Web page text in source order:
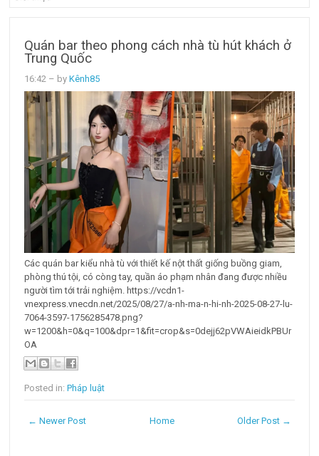
Quán bar theo phong cách nhà tù hút khách ở
Trung Quốc
16:42 – byKênh85
Các quán bar kiểu nhà tù với thiết kế nột thất giống buồng giam,
phòng thú tội, có còng tay, quần áo phạm nhân đang được nhiều
người tìm tới trải nghiệm. https://vcdn1-
vnexpress.vnecdn.net/2025/08/27/a-nh-ma-n-hi-nh-2025-08-27-lu-
7064-3597-1756285478.png?
w=1200&h=0&q=100&dpr=1&fit=crop&s=0dejj62pVWAieidkPBUr
OA
Posted in:Pháp luật
← Newer Post Older Post →
Home